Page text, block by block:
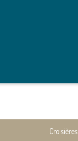
Croisières